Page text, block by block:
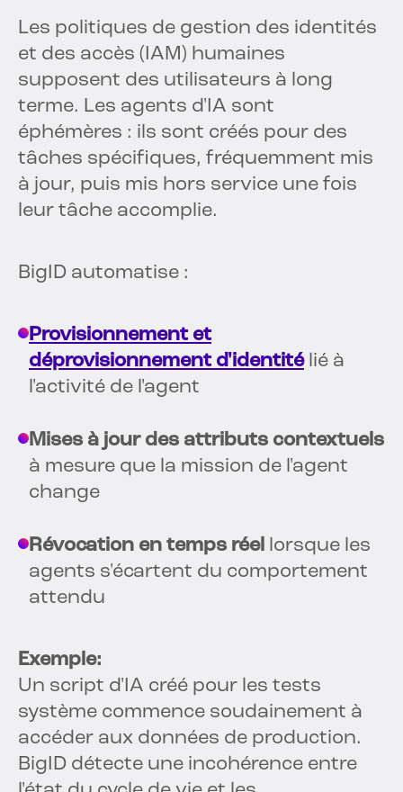
Les politiques de gestion des identités
et des accès (IAM) humaines
supposent des utilisateurs à long
terme. Les agents d'IA sont
éphémères : ils sont créés pour des
tâches spécifiques, fréquemment mis
à jour, puis mis hors service une fois
leur tâche accomplie.
BigID automatise :
Provisionnement et
déprovisionnement d'identitélié à
l'activité de l'agent
Mises à jour des attributs contextuels
à mesure que la mission de l'agent
change
Révocation en temps réel lorsque les
agents s'écartent du comportement
attendu
Exemple:
Un script d'IA créé pour les tests
système commence soudainement à
accéder aux données de production.
BigID détecte une incohérence entre